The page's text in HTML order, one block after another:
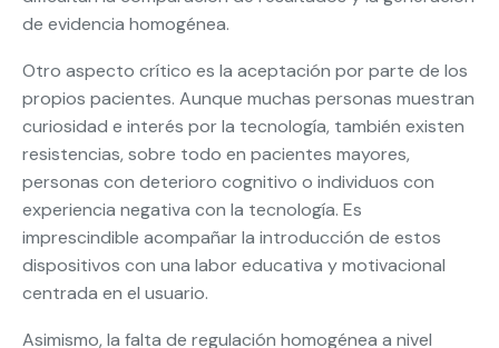
de evidencia homogénea.
Otro aspecto crítico es la aceptación por parte de los
propios pacientes. Aunque muchas personas muestran
curiosidad e interés por la tecnología, también existen
resistencias, sobre todo en pacientes mayores,
personas con deterioro cognitivo o individuos con
experiencia negativa con la tecnología. Es
imprescindible acompañar la introducción de estos
dispositivos con una labor educativa y motivacional
centrada en el usuario.
Asimismo, la falta de regulación homogénea a nivel